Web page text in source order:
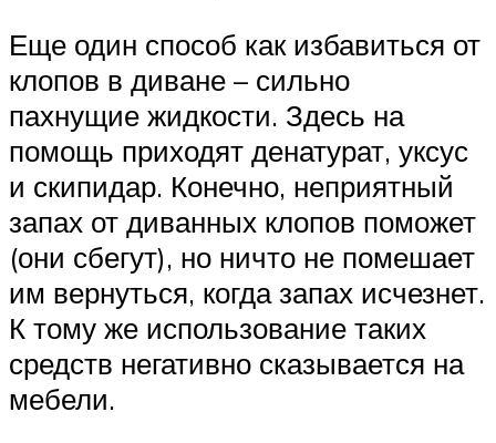
Еще один способ как избавиться от
клопов в диване – сильно
пахнущие жидкости. Здесь на
помощь приходят денатурат, уксус
и скипидар. Конечно, неприятный
запах от диванных клопов поможет
(они сбегут), но ничто не помешает
им вернуться, когда запах исчезнет.
К тому же использование таких
средств негативно сказывается на
мебели.